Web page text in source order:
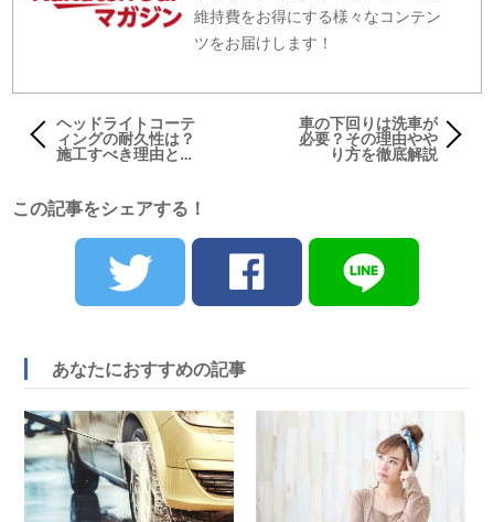
維持費をお得にする様々なコンテン
ツをお届けします！
ヘッドライトコーテ
ィングの耐久性は？
施工すべき理由と効
車の下回りは洗車が
必要？その理由やや
り方を徹底解説
この記事をシェアする！
あなたにおすすめの記事